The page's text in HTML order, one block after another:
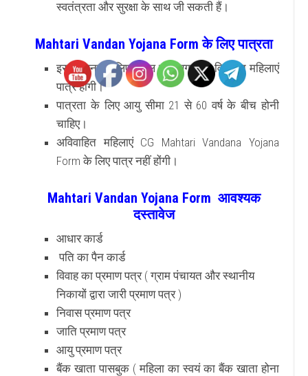
स्वतंत्रता और सुरक्षा के साथ जी सकती हैं।
Mahtari Vandan Yojana Form के लिए पात्रता
इस योजना के लिए केवल छत्तीसगढ़ की विवाहित महिलाएं
पात्र होंगी।
पात्रता के लिए आयु सीमा 21 से 60 वर्ष के बीच होनी
चाहिए।
अविवाहित महिलाएं CG Mahtari Vandana Yojana
Form के लिए पात्र नहीं होंगी।
Mahtari Vandan Yojana Form आवश्यक
दस्तावेज
आधार कार्ड
पति का पैन कार्ड
विवाह का प्रमाण पत्र ( ग्राम पंचायत और स्थानीय
निकायों द्वारा जारी प्रमाण पत्र )
निवास प्रमाण पत्र
जाति प्रमाण पत्र
आयु प्रमाण पत्र
बैंक खाता पासबुक ( महिला का स्वयं का बैंक खाता होना